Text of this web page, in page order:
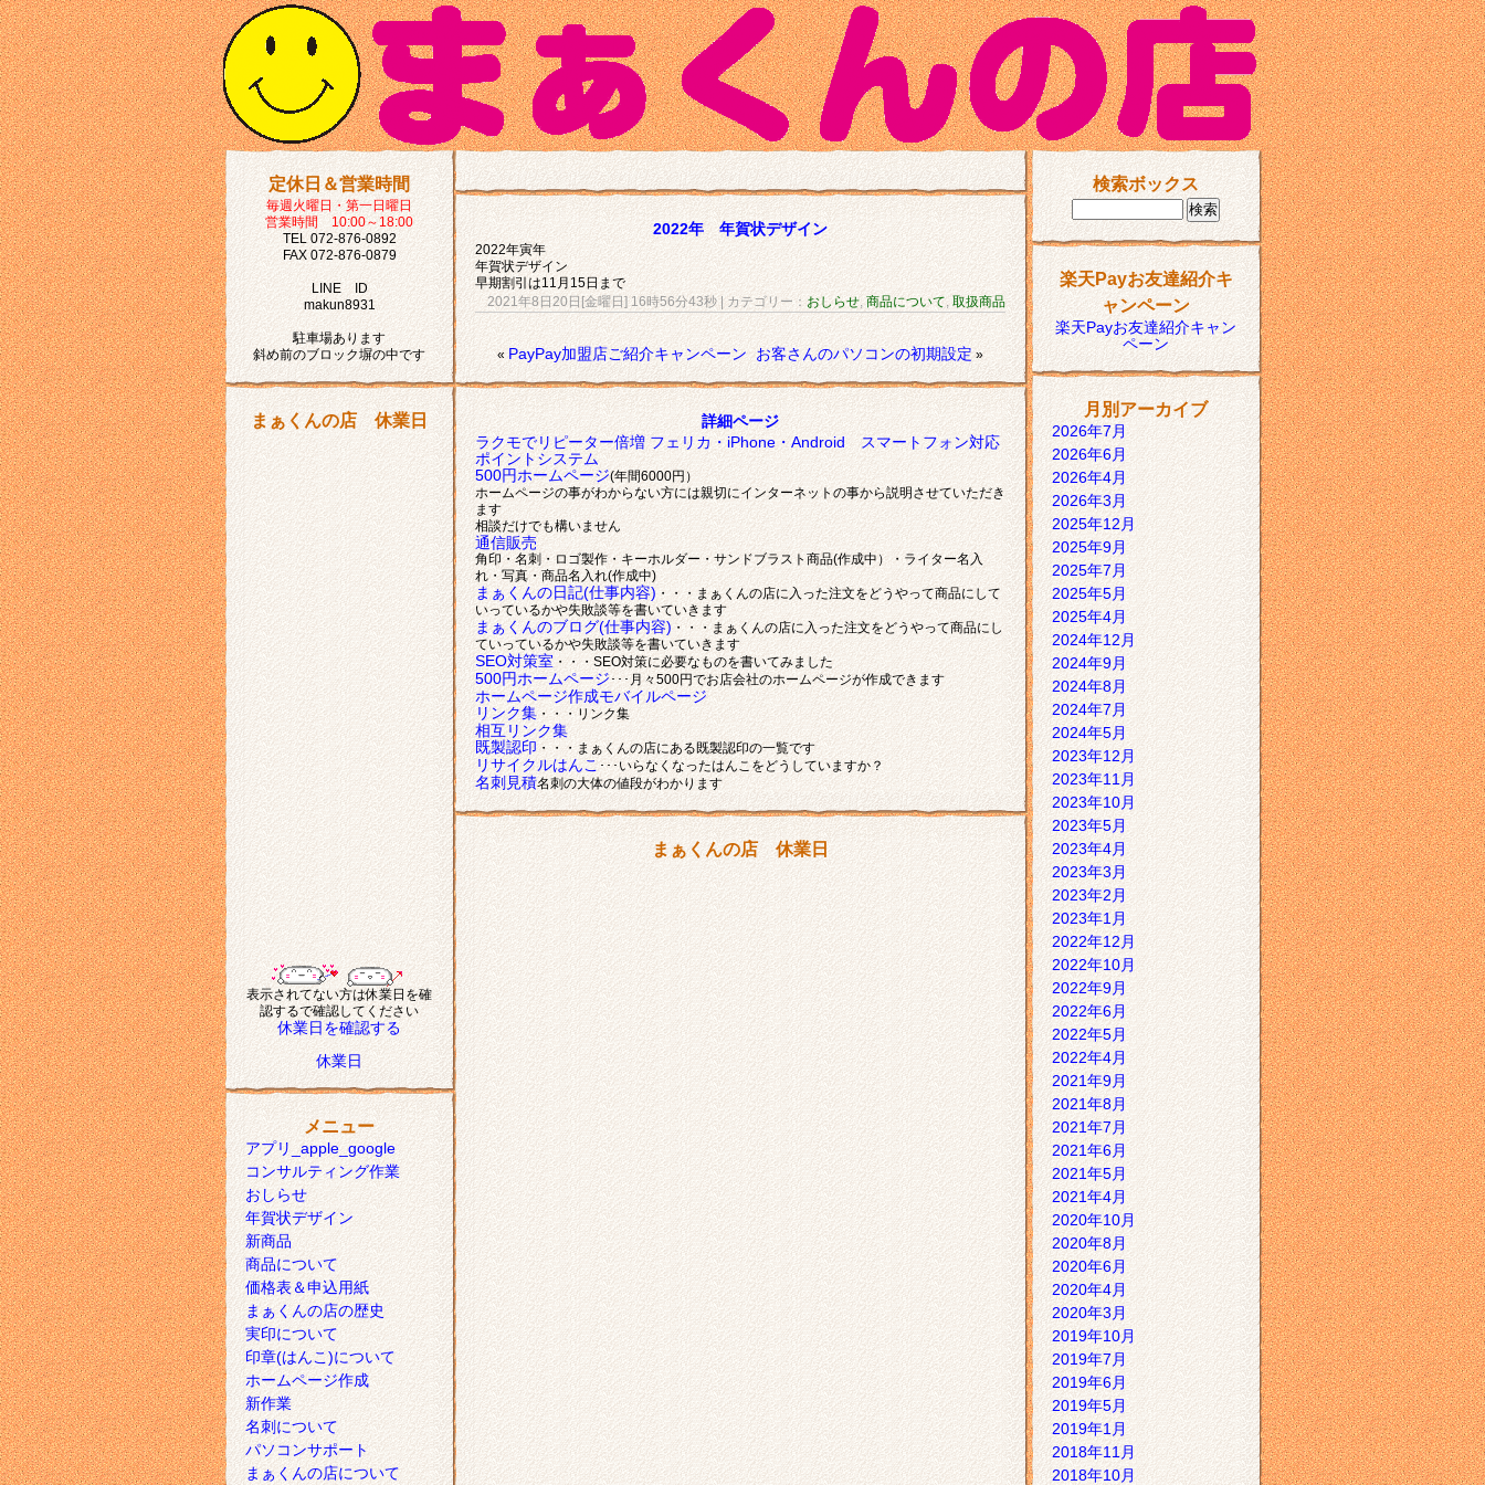
定休日＆営業時間
毎週火曜日・第一日曜日
営業時間 10:00～18:00
TEL 072-876-0892
FAX 072-876-0879
LINE ID
makun8931
駐車場あります
斜め前のブロック塀の中です
まぁくんの店 休業日
表示されてない方は休業日を確
認するで確認してください
休業日を確認する
休業日
メニュー
アプリ_apple_google
コンサルティング作業
おしらせ
年賀状デザイン
新商品
商品について
価格表＆申込用紙
まぁくんの店の歴史
実印について
印章(はんこ)について
ホームページ作成
新作業
名刺について
パソコンサポート
まぁくんの店について
2022年 年賀状デザイン
2022年寅年
年賀状デザイン
早期割引は11月15日まで
2021年8日20日[金曜日] 16時56分43秒| カテゴリー：おしらせ,商品について,取扱商品
«PayPay加盟店ご紹介キャンペーン お客さんのパソコンの初期設定»
詳細ページ
ラクモでリピーター倍増 フェリカ・iPhone・Android スマートフォン対応
ポイントシステム
500円ホームページ(年間6000円）
ホームページの事がわからない方には親切にインターネットの事から説明させていただき
ます
相談だけでも構いません
通信販売
角印・名刺・ロゴ製作・キーホルダー・サンドブラスト商品(作成中）・ライター名入
れ・写真・商品名入れ(作成中)
まぁくんの日記(仕事内容) ・・・まぁくんの店に入った注文をどうやって商品にして
いっているかや失敗談等を書いていきます
まぁくんのブログ(仕事内容)・・・まぁくんの店に入った注文をどうやって商品にし
ていっているかや失敗談等を書いていきます
SEO対策室 ・・・SEO対策に必要なものを書いてみました
500円ホームページ･･･月々500円でお店会社のホームページが作成できます
ホームページ作成モバイルページ
リンク集・・・リンク集
相互リンク集
既製認印・・・まぁくんの店にある既製認印の一覧です
リサイクルはんこ･･･いらなくなったはんこをどうしていますか？
名刺見積名刺の大体の値段がわかります
まぁくんの店 休業日
検索ボックス
楽天Payお友達紹介キ
ャンペーン
楽天Payお友達紹介キャン
ペーン
月別アーカイブ
2026年7月
2026年6月
2026年4月
2026年3月
2025年12月
2025年9月
2025年7月
2025年5月
2025年4月
2024年12月
2024年9月
2024年8月
2024年7月
2024年5月
2023年12月
2023年11月
2023年10月
2023年5月
2023年4月
2023年3月
2023年2月
2023年1月
2022年12月
2022年10月
2022年9月
2022年6月
2022年5月
2022年4月
2021年9月
2021年8月
2021年7月
2021年6月
2021年5月
2021年4月
2020年10月
2020年8月
2020年6月
2020年4月
2020年3月
2019年10月
2019年7月
2019年6月
2019年5月
2019年1月
2018年11月
2018年10月